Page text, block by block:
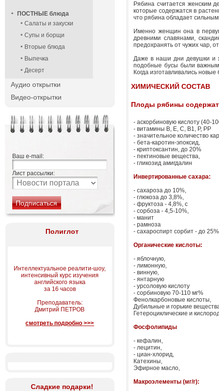
ПОСТНЫЕ блюда
Салаты и закуски
Супы и борщи
Вторые блюда
Выпечка
Десерт
Аудио открытки
Видео-открытки
Ваш e-mail:
Лист рассылки:
Полиглот
Интеллектуальное реалити-шоу,
интенсивный курс изучения
английского языка
за 16 часов
Преподаватель:
Дмитрий ПЕТРОВ
смотреть подробно >>>
Сладкие подарки!
Рябина считается женским
которые содержатся в
что рябина обладает
Именно женщин она в
древними славянами,
предохранять от чужих чар,
Даже в наши дни девушки и
подобные бусы были важным
Когда изготавливались
ХИМИЧЕСКИЙ СОСТАВ
Плоды рябины
- аскорбиновую кислоту (40-
- витамины В, Е, С, В1, Р, РР
- значительное количество
- бета-каротин-эпоксид,
- криптоксантин, до 20%
- пектиновые вещества,
- гликозид амигдалин
Инвертированные сахара:
- сахароза до 10%,
- глюкоза до 3,8%,
- фруктоза - 4,8%, с
- сорбоза - 4,5-10%,
- манит
- рамноза
- сахароспирт сорбит - до
Органические кислоты:
- яблочную,
- лимонную,
- винную,
- янтарную
- урсоловую кислоту
- сорбиновую 70-110 мг%
Фенолкарбоновые кислоты,
Дубильные и горькие
Гетероциклические и
Фосфолипиды
- кефалин,
- лецитин,
- циан-хлорид,
Катехины,
Эфирное масло,
Макроэлементы (мг/г):